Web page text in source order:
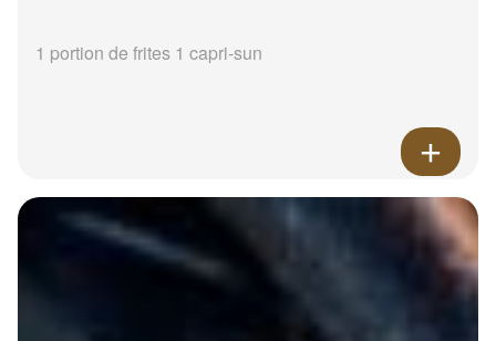
1 portion de frites 1 capri-sun